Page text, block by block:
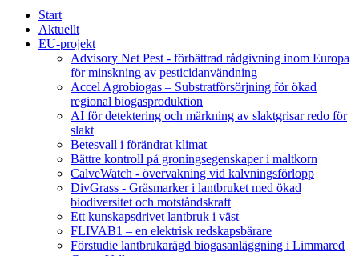
Start
Aktuellt
EU-projekt
Advisory Net Pest - förbättrad rådgivning inom Europa
för minskning av pesticidanvändning
Accel Agrobiogas – Substratförsörjning för ökad
regional biogasproduktion
AI för detektering och märkning av slaktgrisar redo för
slakt
Betesvall i förändrat klimat
Bättre kontroll på groningsegenskaper i maltkorn
CalveWatch - övervakning vid kalvningsförlopp
DivGrass - Gräsmarker i lantbruket med ökad
biodiversitet och motståndskraft
Ett kunskapsdrivet lantbruk i väst
FLIVAB1 – en elektrisk redskapsbärare
Förstudie lantbrukarägd biogasanläggning i Limmared